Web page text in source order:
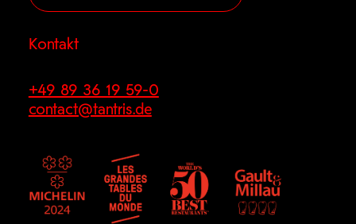
Kontakt
+49 89 36 19 59-0
contact@tantris.de